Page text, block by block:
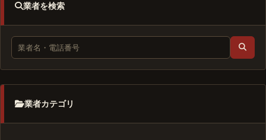
業者を検索
業者カテゴリ